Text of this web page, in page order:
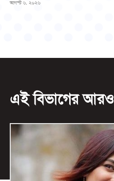
আগস্ট ৬, ২০২৬
এই বিভাগের আরও